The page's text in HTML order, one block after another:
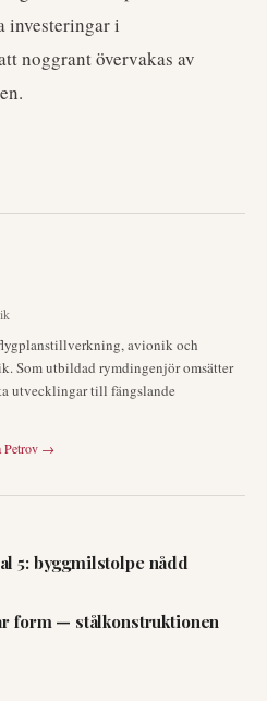
investeringar i
noggrant övervakas av
avionik och
Som utbildad rymdingenjör omsätter
utvecklingar till fängslande
Petrov →
5: byggmilstolpe nådd
form — stålkonstruktionen